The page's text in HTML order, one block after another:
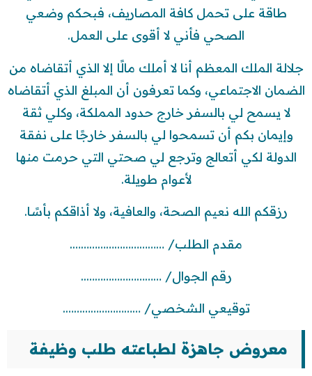
طاقة على تحمل كافة المصاريف، فبحكم وضعي
الصحي فأني لا أقوى على العمل.
جلالة الملك المعظم أنا لا أملك مالًا إلا الذي أتقاضاه من
الضمان الاجتماعي، وكما تعرفون أن المبلغ الذي أتقاضاه
لا يسمح لي بالسفر خارج حدود المملكة، وكلي ثقة
وإيمان بكم أن تسمحوا لي بالسفر خارجًا على نفقة
الدولة لكي أتعالج وترجع لي صحتي التي حرمت منها
لأعوام طويلة.
رزقكم الله نعيم الصحة، والعافية، ولا أذاقكم بأسًا.
مقدم الطلب/ …………………………….
رقم الجوال/ ………………………..
توقيعي الشخصي/ ……………………….
معروض جاهزة لطباعته طلب وظيفة